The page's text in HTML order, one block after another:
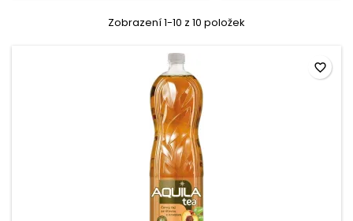
Zobrazení 1-10 z 10 položek
favorite_border